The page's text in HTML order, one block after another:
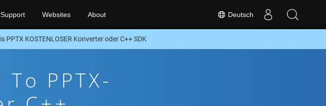
Deutsch
Support Websites About
PPTX KOSTENLOSER Konverter oder C++ SDK
PPTX-